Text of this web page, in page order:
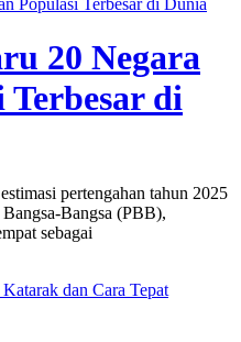
20 Negara
Terbesar di
pertengahan tahun 2025
Bangsa (PBB),
sebagai
dan Cara Tepat